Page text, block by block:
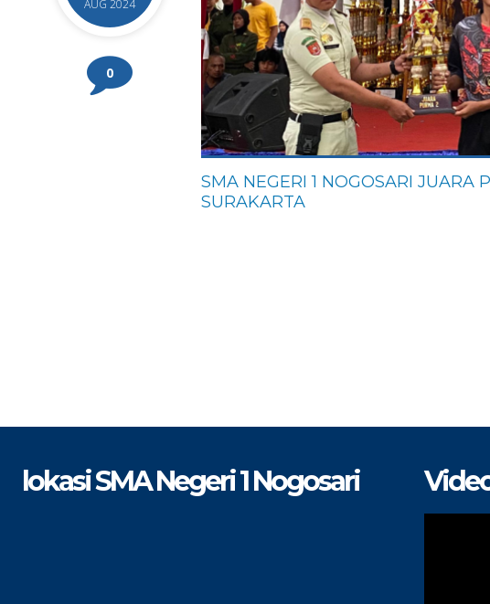
AUG 2024
0
SMA NEGERI 1 NOGOSARI JUARA
SURAKARTA
lokasi SMA Negeri 1 Nogosari